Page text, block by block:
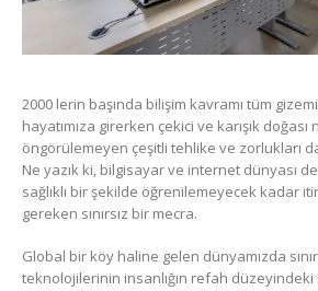
2000 lerin başında bilişim kavramı tüm
hayatımıza girerken çekici ve karışık
öngörülemeyen çeşitli tehlike ve zorlukları
Ne yazık ki, bilgisayar ve internet dünyası
sağlıklı bir şekilde öğrenilemeyecek kadar
gereken sınırsız bir mecra.
Global bir köy haline gelen dünyamızda
teknolojilerinin insanlığın refah